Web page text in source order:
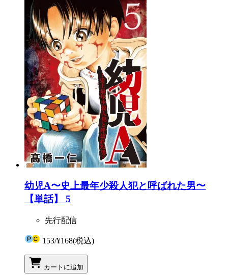
幼児A〜史上最年少殺人犯と呼ばれた男〜
【単話】 5
先行配信
153/¥168(税込)
カートに追加